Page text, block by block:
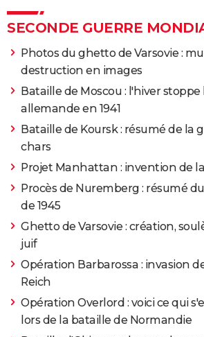
SECONDE GUERRE
Photos du ghetto de Varsovie :
destruction en images
Bataille de Moscou : l'hiver stoppe
allemande en 1941
Bataille de Koursk : résumé de la
chars
Projet Manhattan : invention de
Procès de Nuremberg : résumé
de 1945
Ghetto de Varsovie : création,
juif
Opération Barbarossa : invasion
Reich
Opération Overlord : voici ce qui
lors de la bataille de Normandie